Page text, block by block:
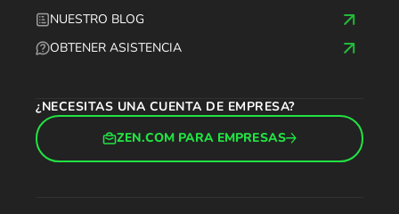
NUESTRO BLOG
OBTENER ASISTENCIA
¿NECESITAS UNA CUENTA DE EMPRESA?
ZEN.COM PARA EMPRESAS